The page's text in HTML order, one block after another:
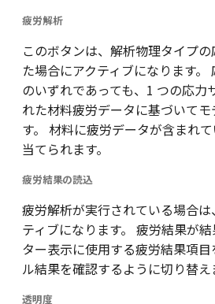
疲労解析
このボタンは、解析物理タイプ
た場合にアクティブになります
のいずれであっても、1 つの応
れた材料疲労データに基づいて
す。 材料に疲労データが含まれ
当てられます。
疲労結果の読込
疲労解析が実行されている場合
ティブになります。 疲労結果が
ター表示に使用する疲労結果項
ル結果を確認するように切り替え
透明度